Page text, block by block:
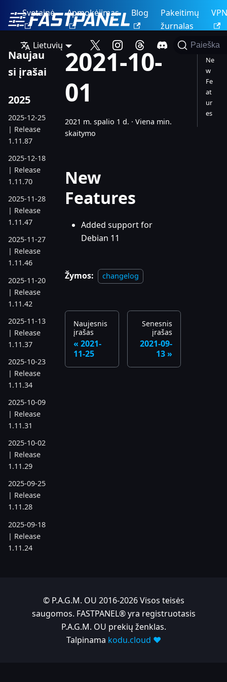
Svetainė Apmokėjimas Blog
Pakeitimų
žurnalas
VPN
Lietuvių Paieška
Naujau
si įrašai
2025
2025-12-25
| Release
1.11.87
2025-12-18
| Release
1.11.70
2025-11-28
| Release
1.11.47
2025-11-27
| Release
1.11.46
2025-11-20
| Release
1.11.42
2025-11-13
| Release
1.11.37
2025-10-23
| Release
1.11.34
2025-10-09
| Release
1.11.31
2025-10-02
| Release
1.11.29
2025-09-25
| Release
1.11.28
2025-09-18
| Release
1.11.24
2025-07-17
| Release
2021-10-
01
2021 m. spalio 1 d. · Viena min.
skaitymo
New
Features
Added support for
Debian 11
Žymos: changelog
Naujesnis
įrašas
2021-
11-25
Senesnis
įrašas
2021-09-
13
Ne
w
Fe
at
ur
es
© P.A.G.M. OU 2016-2026 Visos teisės
saugomos. FASTPANEL® yra registruotasis
P.A.G.M. OU prekių ženklas.
Talpinama kodu.cloud ❤️